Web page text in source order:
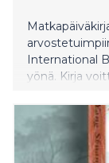
International
yönä. Kirja